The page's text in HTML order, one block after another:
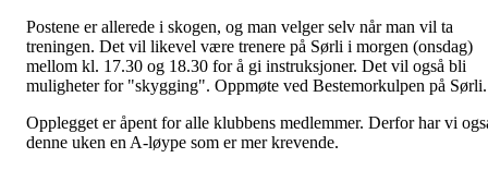
Postene er allerede i skogen, og man velger selv når man vil ta
treningen. Det vil likevel være trenere på Sørli i morgen (onsdag)
mellom kl. 17.30 og 18.30 for å gi instruksjoner. Det vil også bli
muligheter for "skygging". Oppmøte ved Bestemorkulpen på Sørli.
Opplegget er åpent for alle klubbens medlemmer. Derfor har vi
denne uken en A-løype som er mer krevende.